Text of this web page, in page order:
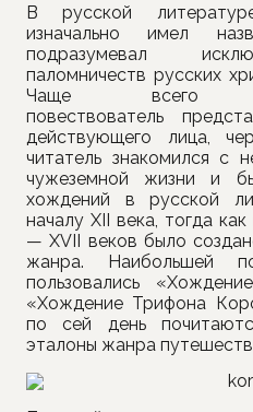
В русской
изначально имел
подразумевал
паломничеств русских
Чаще всего
повествователь
действующего лица,
читатель знакомился с
чужеземной жизни и
хождений в русской
началу XII века, тогда
— XVII веков было
жанра. Наибольшей
пользовались
«Хождение Трифона
по сей день
эталоны жанра